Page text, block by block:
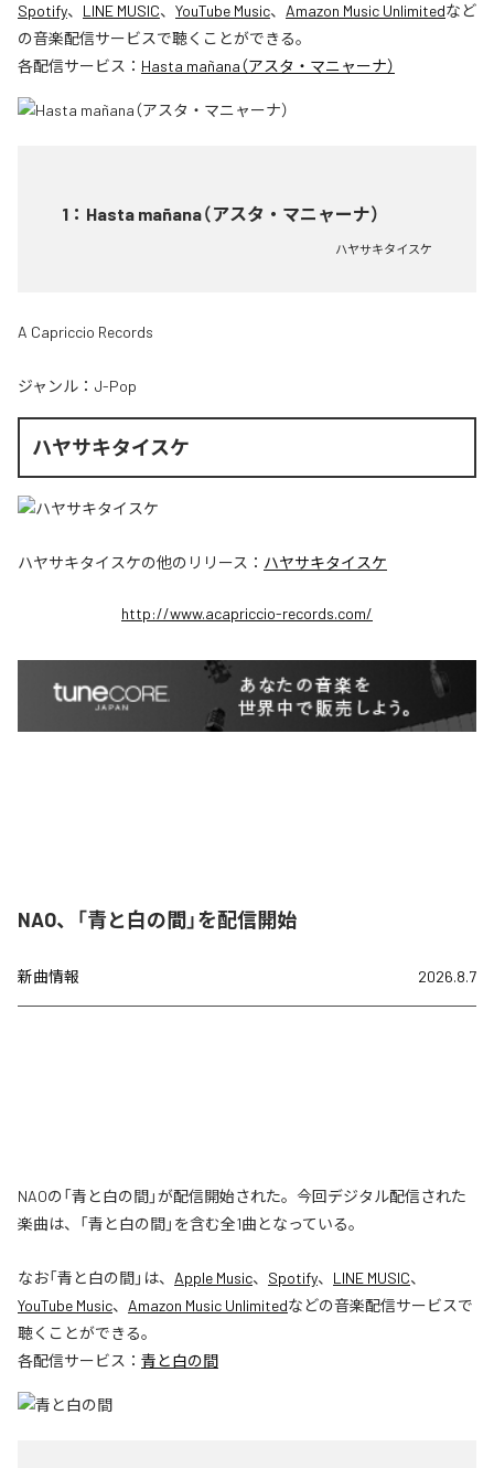
Spotify、 LINE MUSIC、 YouTube Music、 Amazon Music Unlimitedなど
の音楽配信サービスで聴くことができる。
各配信サービス： Hasta mañana（アスタ・マニャーナ）
1 ： Hasta mañana（アスタ・マニャーナ）
ハヤサキタイスケ
A Capriccio Records
ジャンル： J-Pop
ハヤサキタイスケ
ハヤサキタイスケの他のリリース： ハヤサキタイスケ
http://www.acapriccio-records.com/
NAO、「青と白の間」を配信開始
新曲情報 2026.8.7
NAOの「青と白の間」が配信開始された。今回デジタル配信された
楽曲は、「青と白の間」を含む全1曲となっている。
なお「青と白の間」は、 Apple Music、 Spotify、 LINE MUSIC、
YouTube Music、 Amazon Music Unlimitedなどの音楽配信サービスで
聴くことができる。
各配信サービス： 青と白の間